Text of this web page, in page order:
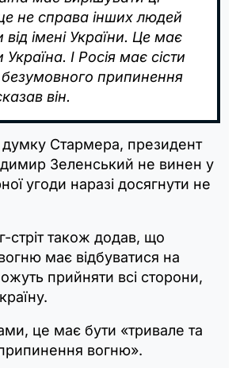
не справа інших людей
від імені України. Це має
І Росія має сісти
безумовного припинення
він.
думку Стармера, президент
Зеленський не винен у
угоди наразі досягнути не
стріт також додав, що
має відбуватися на
прийняти всі сторони,
це має бути «тривале та
вогню».